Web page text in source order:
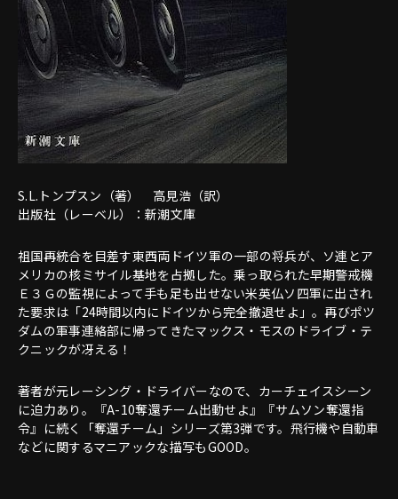
S.L.トンプスン（著） 高見浩（訳）
出版社（レーベル）：新潮文庫
祖国再統合を目差す東西両ドイツ軍の一部の将兵が、ソ連とア
メリカの核ミサイル基地を占拠した。乗っ取られた早期警戒機
Ｅ３Ｇの監視によって手も足も出せない米英仏ソ四軍に出され
た要求は「24時間以内にドイツから完全撤退せよ」。再びポツ
ダムの軍事連絡部に帰ってきたマックス・モスのドライブ・テ
クニックが冴える！
著者が元レーシング・ドライバーなので、カーチェイスシーン
に迫力あり。『A-10奪還チーム出動せよ』『サムソン奪還指
令』に続く「奪還チーム」シリーズ第3弾です。飛行機や自動車
などに関するマニアックな描写もGOOD。